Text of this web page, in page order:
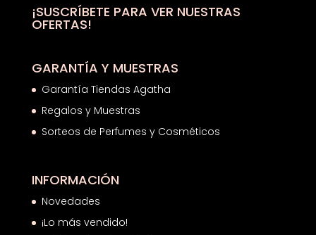
hasta
¡SUSCRÍBETE PARA VER NUESTRAS
OFERTAS!
GARANTÍA Y MUESTRAS
Garantía Tiendas Agatha
Regalos y Muestras
Sorteos de Perfumes y Cosméticos
INFORMACIÓN
Novedades
¡Lo más vendido!